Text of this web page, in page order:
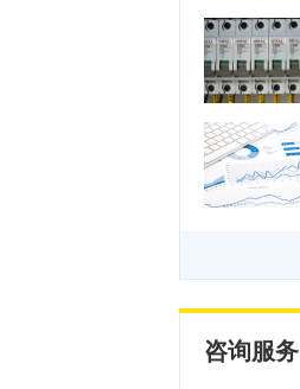
咨询服务